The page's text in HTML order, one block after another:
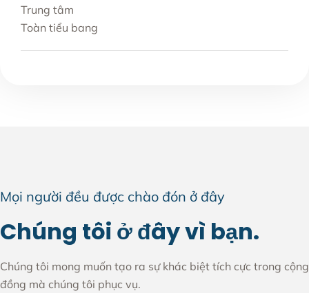
Trung tâm
Toàn tiểu bang
Mọi người đều được chào đón ở đây
Chúng tôi ở đây vì bạn.
Chúng tôi mong muốn tạo ra sự khác biệt tích cực trong cộng
đồng mà chúng tôi phục vụ.